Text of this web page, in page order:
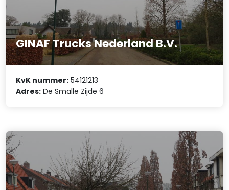
GINAF Trucks Nederland B.V.
KvK nummer: 54121213
Adres: De Smalle Zijde 6